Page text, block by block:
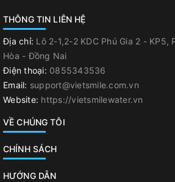
THÔNG TIN LIÊN HỆ
Địa chỉ: Lô 2-1,2-2 KDC Phú Gia 2 - KP5,
Hòa - Đồng Nai
Điện thoại: 0855343536
Email: support@vietsmile.com.vn
Website: https://vietsmilewater.vn
VỀ CHÚNG TÔI
CHÍNH SÁCH
HƯỚNG DẪN